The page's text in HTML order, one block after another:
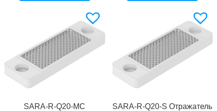
SARA-R-Q20-MC
SARA-R-Q20-S Отражатель